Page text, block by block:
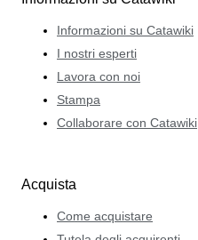
Informazioni su Catawiki
I nostri esperti
Lavora con noi
Stampa
Collaborare con Catawiki
Acquista
Come acquistare